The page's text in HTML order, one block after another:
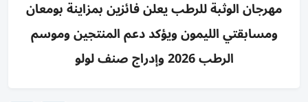
مهرجان الوثبة للرطب يعلن فائزين بمزاينة بومعان
ومسابقتي الليمون ويؤكد دعم المنتجين وموسم
الرطب 2026 وإدراج صنف لولو